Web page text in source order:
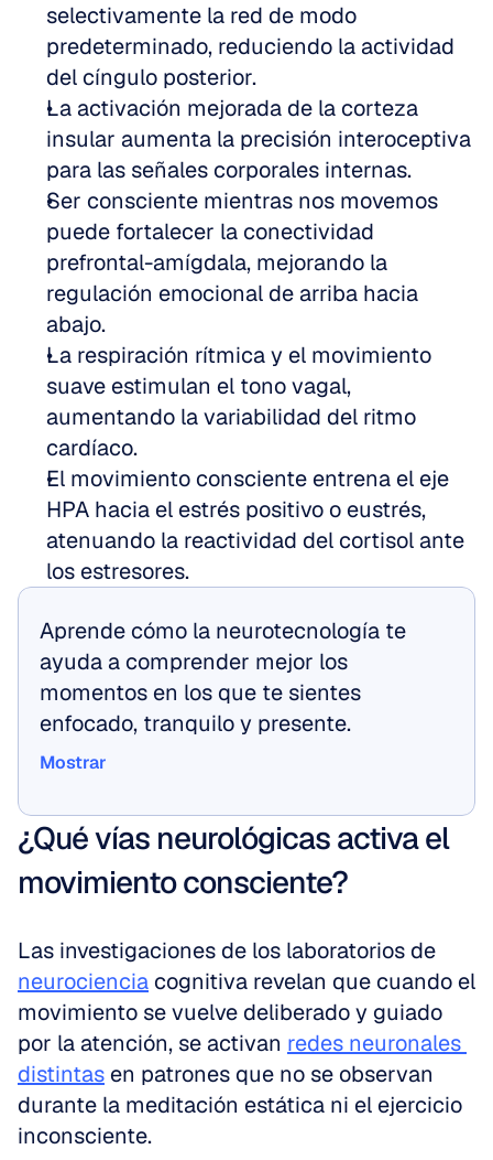
selectivamente la red de modo
predeterminado, reduciendo la actividad
del cíngulo posterior.
La activación mejorada de la corteza
insular aumenta la precisión interoceptiva
para las señales corporales internas.
Ser consciente mientras nos movemos
puede fortalecer la conectividad
prefrontal-amígdala, mejorando la
regulación emocional de arriba hacia
abajo.
La respiración rítmica y el movimiento
suave estimulan el tono vagal,
aumentando la variabilidad del ritmo
cardíaco.
El movimiento consciente entrena el eje
HPA hacia el estrés positivo o eustrés,
atenuando la reactividad del cortisol ante
los estresores.
Aprende cómo la neurotecnología te
ayuda a comprender mejor los
momentos en los que te sientes
enfocado, tranquilo y presente.
Mostrar
¿Qué vías neurológicas activa el
movimiento consciente?
neurociencia cognitiva revelan que cuando el
movimiento se vuelve deliberado y guiado
por la atención, se activan redes neuronales
distintas en patrones que no se observan
durante la meditación estática ni el ejercicio
inconsciente.